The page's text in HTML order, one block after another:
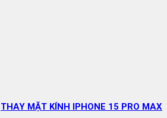
THAY MẶT KÍNH IPHONE 15 PRO MAX